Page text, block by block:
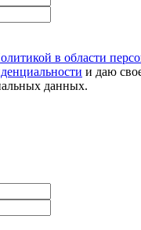
в области
и даю
данных.